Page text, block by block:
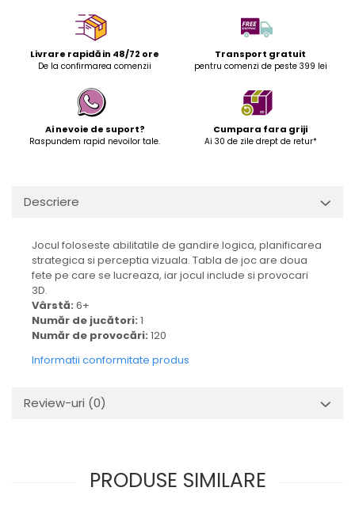
Livrare rapidă in 48/72 ore
De la confirmarea comenzii
Transport gratuit
pentru comenzi de peste 399 lei
Ai nevoie de suport?
Raspundem rapid nevoilor tale.
Cumpara fara griji
Ai 30 de zile drept de retur*
Descriere
Jocul foloseste abilitatile de gandire logica, planificarea
strategica si perceptia vizuala. Tabla de joc are doua
fete pe care se lucreaza, iar jocul include si provocari
3D.
Vârstă: 6+
Număr de jucători: 1
Număr de provocări: 120
Informatii conformitate produs
Review-uri (0)
PRODUSE SIMILARE